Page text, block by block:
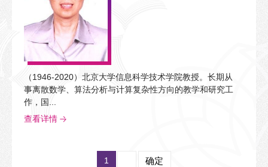
（1946-2020）北京大学信息科学技术学院教授。长期从
事离散数学、算法分析与计算复杂性方向的教学和研究工
作，国...
查看详情
1 确定